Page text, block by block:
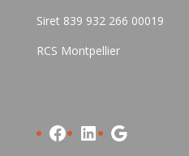
Siret 839 932 266 00019
RCS Montpellier
Facebook
LinkedIn
Google